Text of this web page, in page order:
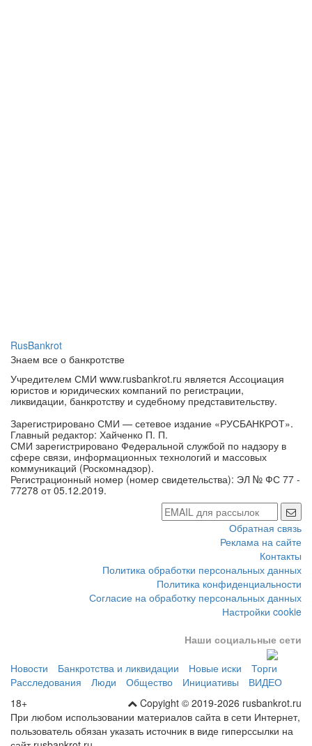
RusBankrot
Знаем все о банкротстве
Учредителем СМИ www.rusbankrot.ru является Ассоциация
юристов и юридических компаний по регистрации,
ликвидации, банкротству и судебному представительству.
Зарегистрировано СМИ — сетевое издание «РУСБАНКРОТ».
Главный редактор: Хайченко П. П.
СМИ зарегистрировано Федеральной службой по надзору в
сфере связи, информационных технологий и массовых
коммуникаций (Роскомнадзор).
Регистрационный номер (номер свидетельства): ЭЛ № ФС 77 -
77278 от 05.12.2019.
Обратная связь
Реклама на сайте
Контакты
Политика обработки персональных данных
Политика конфиденциальности
Согласие на обработку персональных данных
Настройки cookie
Наши социальные сети
Новости Банкротства и ликвидации Новые иски
Торги
Расследования
Люди Общество Инициативы
ВИДЕО
Copyight © 2019-2026 rusbankrot.ru
18+
При любом использовании материалов сайта в сети Интернет,
пользователь обязан указать источник в виде гиперссылки на